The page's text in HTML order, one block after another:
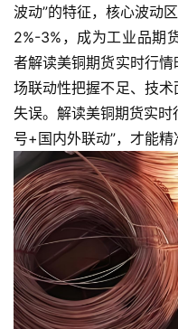
波动”的特征，核心波动
2%-3%，成为工业品期
者解读美铜期货实时行
场联动性把握不足、技
失误。解读美铜期货实
号+国内外联动”，才能精